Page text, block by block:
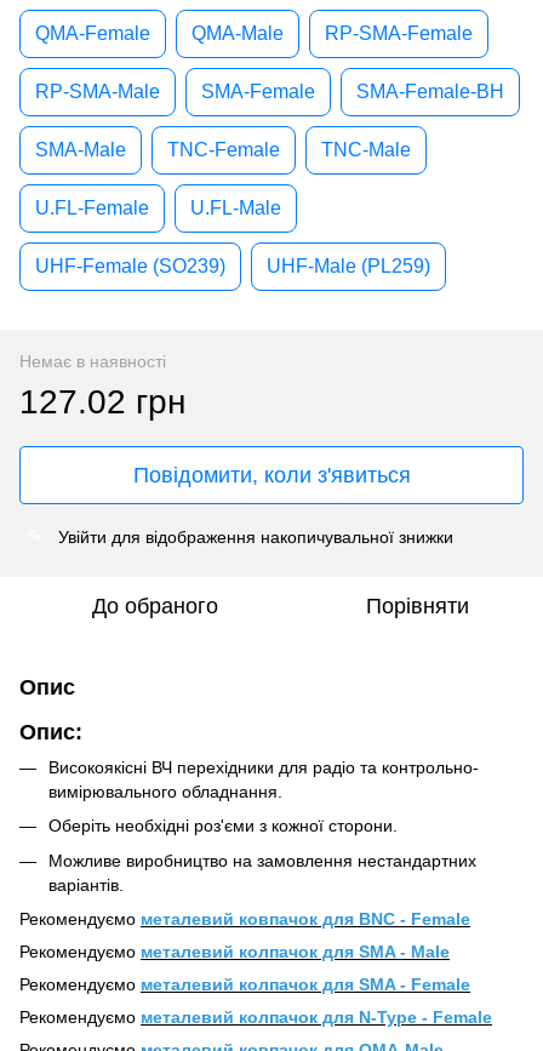
QMA-Female QMA-Male RP-SMA-Female
RP-SMA-Male SMA-Female SMA-Female-BH
SMA-Male TNC-Female TNC-Male
U.FL-Female U.FL-Male
UHF-Female (SO239) UHF-Male (PL259)
Немає в наявності
127.02 грн
Повідомити, коли з'явиться
Увійти для відображення накопичувальної знижки
До обраного Порівняти
Опис
Опис:
Високоякісні ВЧ перехідники для радіо та контрольно-
вимірювального обладнання.
Оберіть необхідні роз'єми з кожної сторони.
Можливе виробництво на замовлення нестандартних
варіантів.
Рекомендуємо металевий ковпачок для BNC - Female
Рекомендуємо металевий колпачок для SMA - Male
Рекомендуємо металевий колпачок для SMA - Female
Рекомендуємо металевий колпачок для N-Type - Female